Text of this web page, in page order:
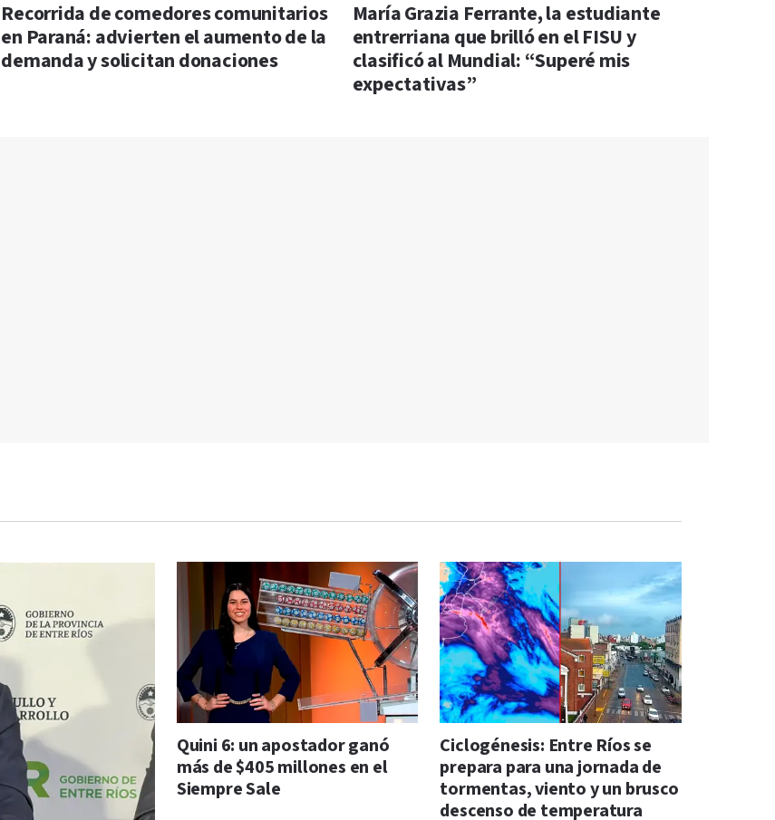
Recorrida de comedores comunitarios
en Paraná: advierten el aumento de la
demanda y solicitan donaciones
María Grazia Ferrante, la estudiante
entrerriana que brilló en el FISU y
clasificó al Mundial: “Superé mis
expectativas”
Quini 6: un apostador ganó
más de $405 millones en el
Siempre Sale
Ciclogénesis: Entre Ríos se
prepara para una jornada de
tormentas, viento y un brusco
descenso de temperatura